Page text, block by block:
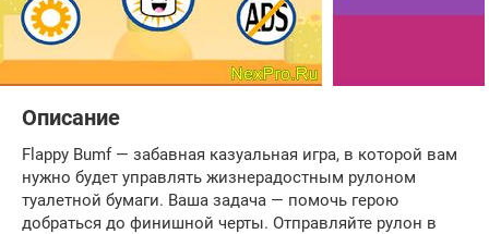
Описание
Flappy Bumf — забавная казуальная игра, в которой вам
нужно будет управлять жизнерадостным рулоном
туалетной бумаги. Ваша задача — помочь герою
добраться до финишной черты. Отправляйте рулон в